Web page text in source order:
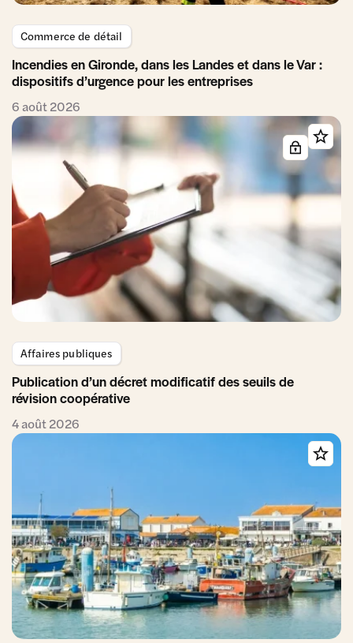
Commerce de détail
Incendies en Gironde, dans les Landes et dans le Var :
dispositifs d’urgence pour les entreprises
6 août 2026
Affaires publiques
Publication d’un décret modificatif des seuils de
révision coopérative
4 août 2026